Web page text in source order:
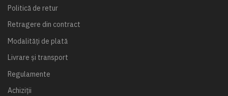
Politică de retur
Retragere din contract
Modalități de plată
Livrare și transport
Regulamente
Achiziții